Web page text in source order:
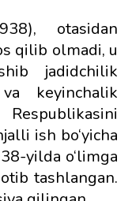
otasidan
qilib olmadi, u
jadidchilik
keyinchalik
ish bo‘yicha
yilda o‘limga
tashlangan.